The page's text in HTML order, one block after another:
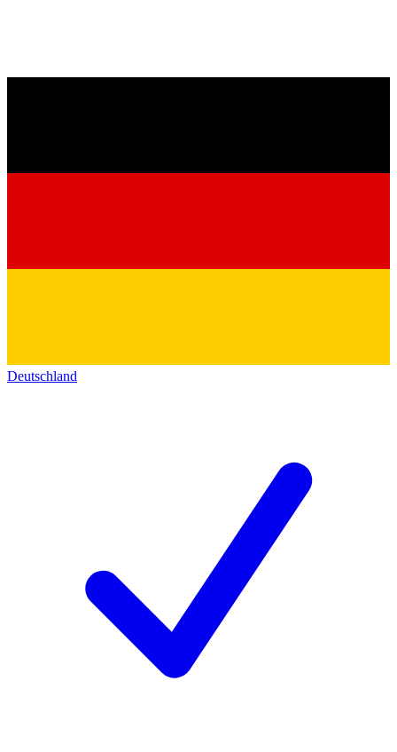
Deutschland